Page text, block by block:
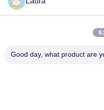
AG1ZD32H、Huawei eSpace
Good day, what product are